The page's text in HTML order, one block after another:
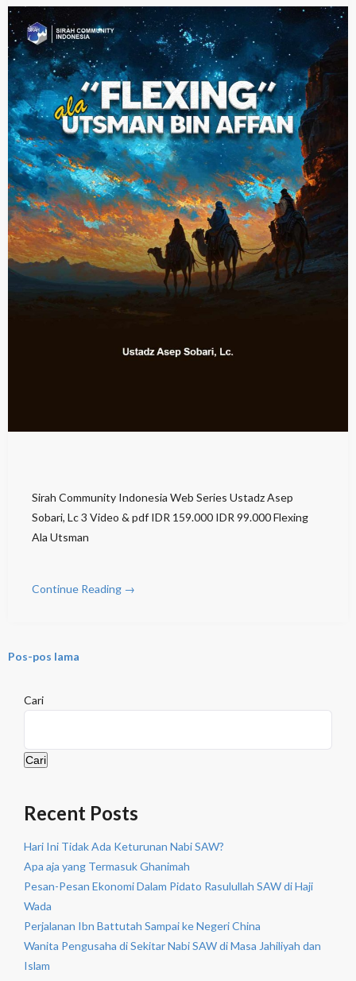
Sirah Community Indonesia Web Series Ustadz Asep
Sobari, Lc 3 Video & pdf IDR 159.000 IDR 99.000 Flexing
Ala Utsman
Continue Reading →
Pos-pos lama
Cari
Cari
Recent Posts
Hari Ini Tidak Ada Keturunan Nabi SAW?
Apa aja yang Termasuk Ghanimah
Pesan-Pesan Ekonomi Dalam Pidato Rasulullah SAW di Haji
Wada
Perjalanan Ibn Battutah Sampai ke Negeri China
Wanita Pengusaha di Sekitar Nabi SAW di Masa Jahiliyah dan
Islam